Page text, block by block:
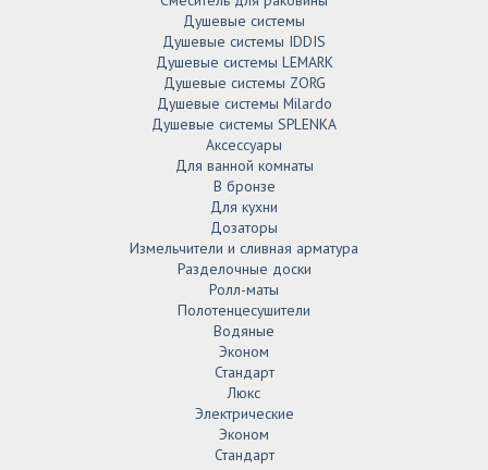
Душевые системы
Душевые системы IDDIS
Душевые системы LEMARK
Душевые системы ZORG
Душевые системы Milardo
Душевые системы SPLENKA
Аксессуары
Для ванной комнаты
В бронзе
Для кухни
Дозаторы
Измельчители и сливная арматура
Разделочные доски
Ролл-маты
Полотенцесушители
Водяные
Эконом
Стандарт
Люкс
Электрические
Эконом
Стандарт